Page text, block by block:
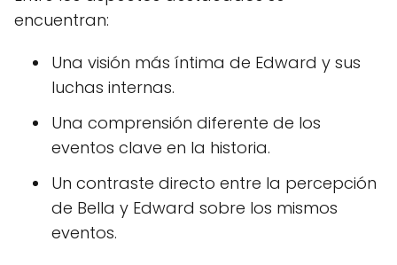
encuentran:
Una visión más íntima de Edward y sus
luchas internas.
Una comprensión diferente de los
eventos clave en la historia.
Un contraste directo entre la percepción
de Bella y Edward sobre los mismos
eventos.